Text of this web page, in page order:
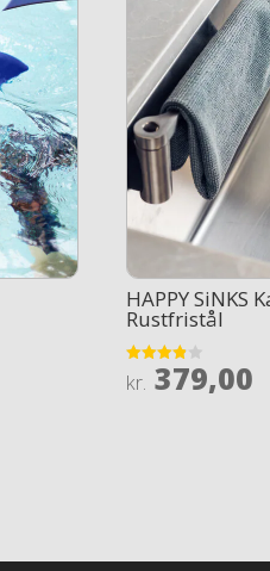
HAPPY SiNKS
Rustfristål
Rated
3.8
kr. 379,00